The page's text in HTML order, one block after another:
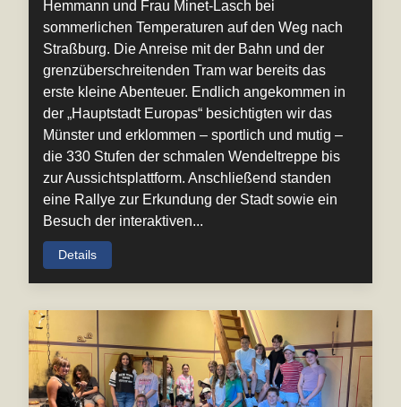
Hemmann und Frau Minet-Lasch bei
sommerlichen Temperaturen auf den Weg nach
Straßburg. Die Anreise mit der Bahn und der
grenzüberschreitenden Tram war bereits das
erste kleine Abenteuer. Endlich angekommen in
der „Hauptstadt Europas“ besichtigten wir das
Münster und erklommen – sportlich und mutig –
die 330 Stufen der schmalen Wendeltreppe bis
zur Aussichtsplattform. Anschließend standen
eine Rallye zur Erkundung der Stadt sowie ein
Besuch der interaktiven...
Details